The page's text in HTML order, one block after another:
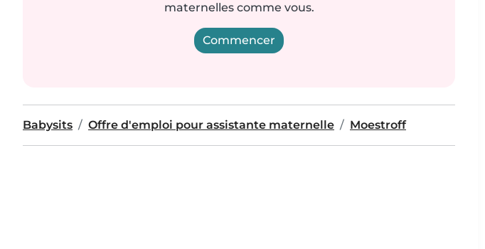
maternelles comme vous.
Commencer
Babysits Offre d'emploi pour assistante maternelle Moestroff